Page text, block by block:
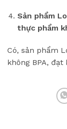
Sản phẩm
thực phẩm
Có, sản phẩm
không BPA, đạt